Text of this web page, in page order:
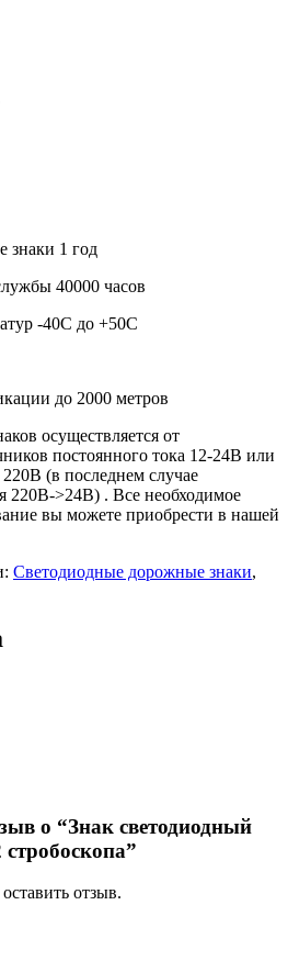
знаки 1 год
40000 часов
-40С до +50С
до 2000 метров
осуществляется от
постоянного тока 12-24В или
(в последнем случае
220В->24В) . Все необходимое
вы можете приобрести в нашей
Светодиодные дорожные знаки,
о “Знак светодиодный
отзыв.